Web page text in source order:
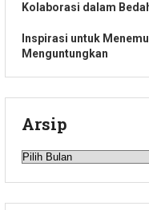
Kolaborasi dalam
Inspirasi untuk
Menguntungkan
Arsip
Arsip